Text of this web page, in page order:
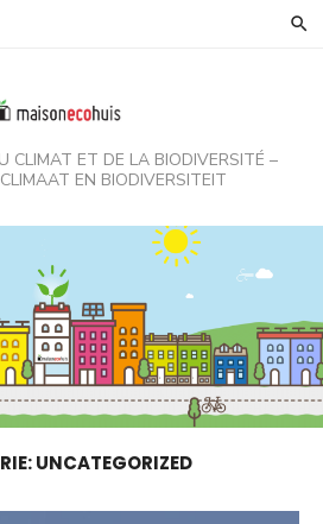
CLIMAT ET DE LA BIODIVERSITÉ –
EN BIODIVERSITEIT
UNCATEGORIZED